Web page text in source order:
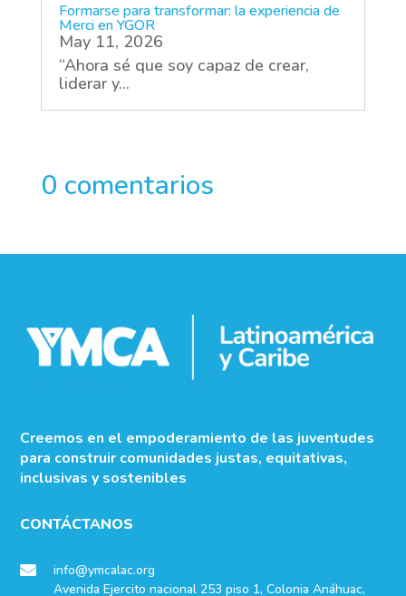
Formarse para transformar: la experiencia de
Merci en YGOR
May 11, 2026
“Ahora sé que soy capaz de crear,
liderar y...
0 comentarios
Creemos en el empoderamiento de las juventudes
para construir comunidades justas, equitativas,
inclusivas y sostenibles
CONTÁCTANOS

info@ymcalac.org
Avenida Ejercito nacional 253 piso 1, Colonia Anáhuac,